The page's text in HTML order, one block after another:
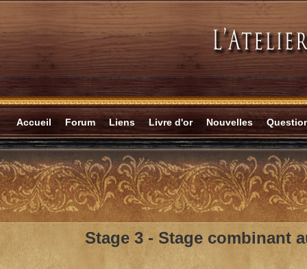
Accueil Forum Liens Livre d'or Nouvelles
Stage 3 - Stage combinant